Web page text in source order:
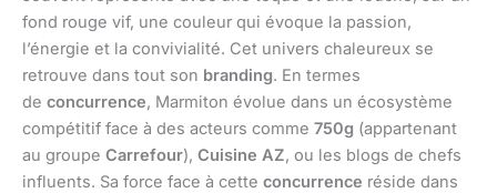
fond rouge vif, une couleur qui évoque la passion,
l’énergie et la convivialité. Cet univers chaleureux se
retrouve dans tout son branding. En termes
de concurrence, Marmiton évolue dans un écosystème
compétitif face à des acteurs comme 750g (appartenant
au groupe Carrefour), Cuisine AZ, ou les blogs de chefs
influents. Sa force face à cette concurrence réside dans